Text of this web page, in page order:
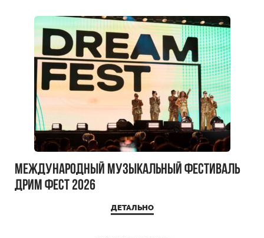
Международный музыкальный фестиваль
ДРИМ ФЕСТ 2026
ДЕТАЛЬНО